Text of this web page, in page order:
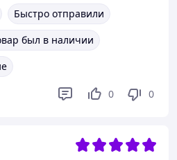
Быстро отправили
был в наличии
0 0